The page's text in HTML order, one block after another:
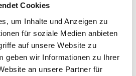
Cookies
um Inhalte und Anzeigen zu
für soziale Medien anbieten
auf unsere Website zu
geben wir Informationen zu Ihrer
an unsere Partner für